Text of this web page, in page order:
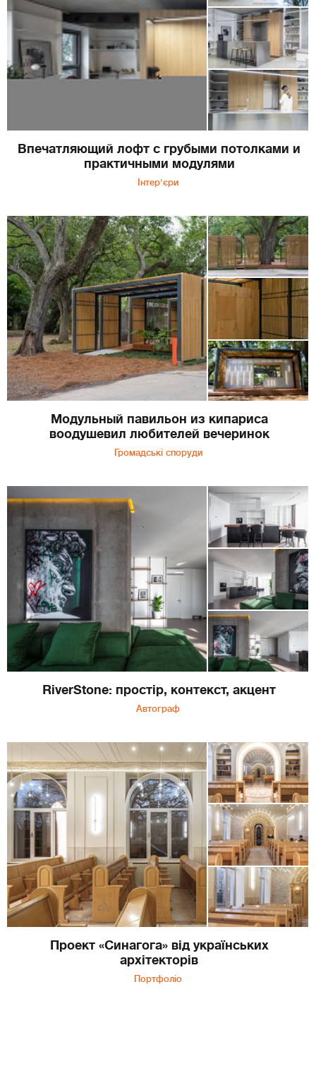
Впечатляющий лофт с грубыми потолками и
практичными модулями
Інтер'єри
Модульный павильон из кипариса
воодушевил любителей вечеринок
Громадські споруди
RiverStone: простір, контекст, акцент
Автограф
Проект «Синагога» від українських
архітекторів
Портфоліо